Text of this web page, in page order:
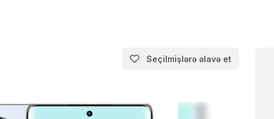
Seçilmişlərə əlavə et